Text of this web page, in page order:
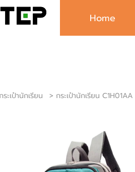
Home
ะเป๋านักเรียน > กระเป๋านักเรียน C1H01AA